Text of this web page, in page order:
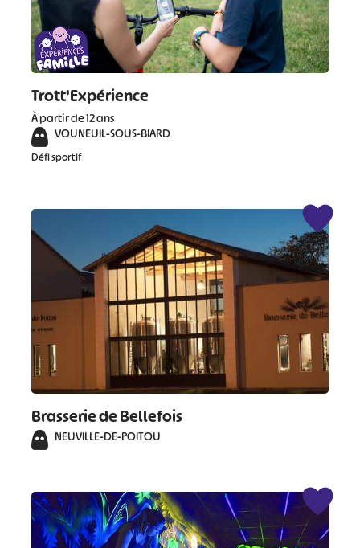
Trott'Expérience
À partir de 12 ans
VOUNEUIL-SOUS-BIARD
Défi sportif
Brasserie de Bellefois
NEUVILLE-DE-POITOU
# #
#
#